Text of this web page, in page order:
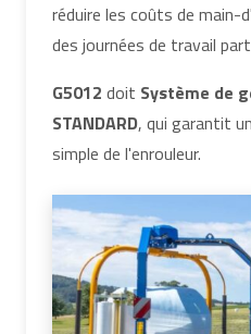
réduire les coûts de
des journées de travail
G5012 doit Système de
STANDARD, qui garantit
simple de l'enrouleur.